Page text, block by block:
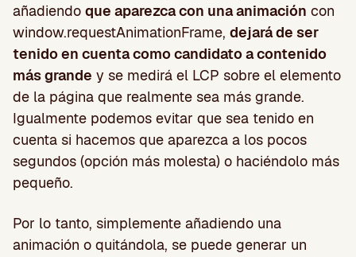
añadiendo que aparezca con una animación con
window.requestAnimationFrame, dejará de ser
tenido en cuenta como candidato a contenido
más grande y se medirá el LCP sobre el elemento
de la página que realmente sea más grande.
Igualmente podemos evitar que sea tenido en
cuenta si hacemos que aparezca a los pocos
segundos (opción más molesta) o haciéndolo más
pequeño.
Por lo tanto, simplemente añadiendo una
animación o quitándola, se puede generar un